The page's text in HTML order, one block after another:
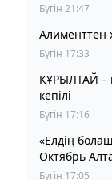
Бүгін 21:47
Алименттен
Бүгін 17:33
ҚҰРЫЛТАЙ – қоғамдық келісімнің конституциялық
кепілі
Бүгін 17:16
«Елдің
Октябрь
үндеу жасады
Бүгін 17:05